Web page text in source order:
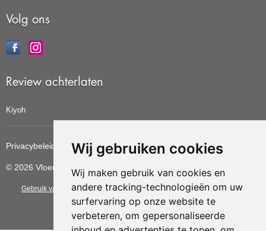
Wij gebruiken cookies
Wij maken gebruik van cookies en
andere tracking-technologieën om uw
surfervaring op onze website te
verbeteren, om gepersonaliseerde
Volg ons
Review achterlaten
Kiyoh
Privacybeleid Cookiebeleid Update cookies voorkeuren
© 2026 Vloerbedekkingvoordelig
Gebruik van deze site betekent dat u dealgemene voorwaarden van CBW